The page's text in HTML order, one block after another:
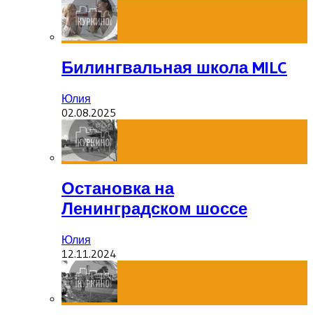
Билингвальная школа MILC
Юлия
02.08.2025
Остановка на
Ленинградском шоссе
Юлия
12.11.2024